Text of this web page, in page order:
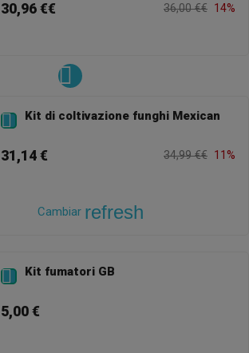
30,96 €€ 36,00 €€ 14%
 Kit di coltivazione funghi Mexican
31,14 € 34,99 €€ 11%
Cambiar refresh
 Kit fumatori GB
5,00 €